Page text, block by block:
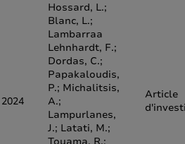
2024
Hossard, L.;
Blanc, L.;
Lambarraa
Lehnhardt, F.;
Dordas, C.;
Papakaloudis,
P.; Michalitsis,
A.;
Lampurlanes,
J.; Latati, M.;
Article